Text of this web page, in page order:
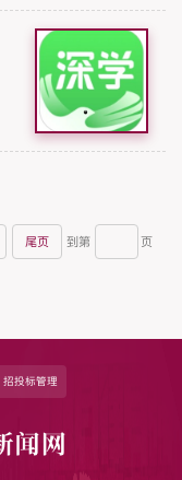
尾页 到第 页
招投标管理